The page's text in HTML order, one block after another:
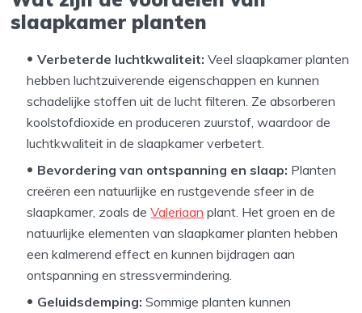
slaapkamer planten
Verbeterde luchtkwaliteit:Veel slaapkamer planten
hebben luchtzuiverende eigenschappen en kunnen
schadelijke stoffen uit de lucht filteren. Ze absorberen
koolstofdioxide en produceren zuurstof, waardoor de
luchtkwaliteit in de slaapkamer verbetert.
Bevordering van ontspanning en slaap: Planten
creëren een natuurlijke en rustgevende sfeer in de
slaapkamer, zoals deValeriaan plant. Het groen en de
natuurlijke elementen van slaapkamer planten hebben
een kalmerend effect en kunnen bijdragen aan
ontspanning en stressvermindering.
Geluidsdemping:Sommige planten kunnen